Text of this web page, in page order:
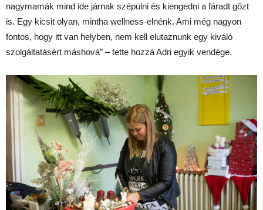
nagymamák mind ide járnak szépülni és kiengedni a fáradt gőzt
is. Egy kicsit olyan, mintha wellness-elnénk. Ami még nagyon
fontos, hogy itt van helyben, nem kell elutaznunk egy kiváló
szolgáltatásért máshová” – tette hozzá Adri egyik vendége.